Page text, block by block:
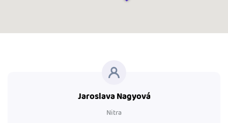
Jaroslava Nagyová
Nitra